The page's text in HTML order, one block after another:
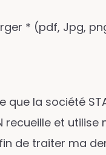
* (pdf, Jpg,
que la société
recueille et utilise
de traiter ma